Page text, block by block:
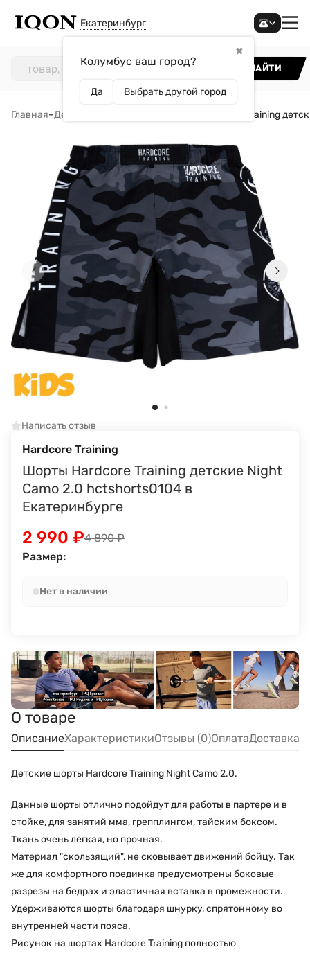
Екатеринбург
✖
Колумбус ваш город?
Да Выбрать другой город
НАЙТИ
Главная–Детям Шорты Hardcore Training
Написать отзыв
Hardcore Training
Шорты Hardcore Training детские Night
Camo 2.0 hctshorts0104 в
Екатеринбурге
4 890₽
2 990 ₽
Размер:
Нет в наличии
О товаре
ОписаниеХарактеристикиОтзывы (0)ОплатаДоставка
Детские шорты Hardcore Training Night Camo 2.0.
Данные шорты отлично подойдут для работы в партере и в
стойке, для занятий мма, грепплингом, тайским боксом.
Ткань очень лёгкая, но прочная.
Материал "скользящий", не сковывает движений бойцу. Так
же для комфортного поединка предусмотрены боковые
разрезы на бедрах и эластичная вставка в промежности.
Удерживаются шорты благодаря шнурку, спрятонному во
внутренней части пояса.
Рисунок на шортах Hardcore Training полностью